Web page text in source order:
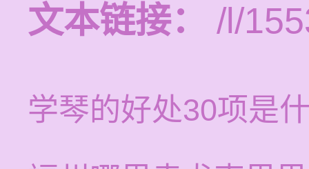
文本链接：
/l/
学琴的好处30项是